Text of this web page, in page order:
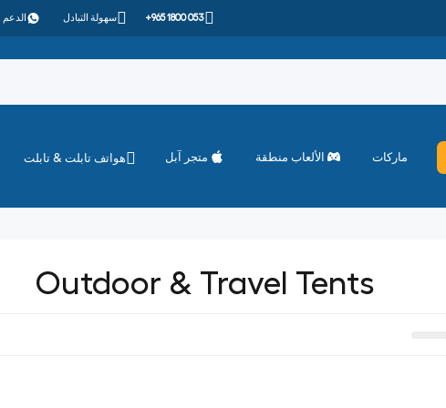
+965 1800 053 سهولة التبادل
ماركات الألعاب منطقة متجر آبل هواتف تابلت & تابلت
Outdoor & Travel Tents